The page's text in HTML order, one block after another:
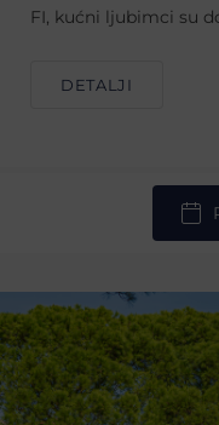
FI, kućni ljubimci su
DETALJI